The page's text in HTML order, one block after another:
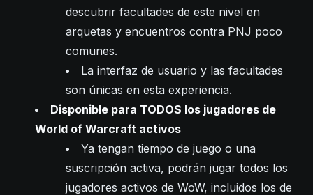
descubrir facultades de este nivel en
arquetas y encuentros contra PNJ poco
comunes.
La interfaz de usuario y las facultades
son únicas en esta experiencia.
Disponible para TODOS los jugadores de
World of Warcraft activos
Ya tengan tiempo de juego o una
suscripción activa, podrán jugar todos los
jugadores activos de WoW, incluidos los de